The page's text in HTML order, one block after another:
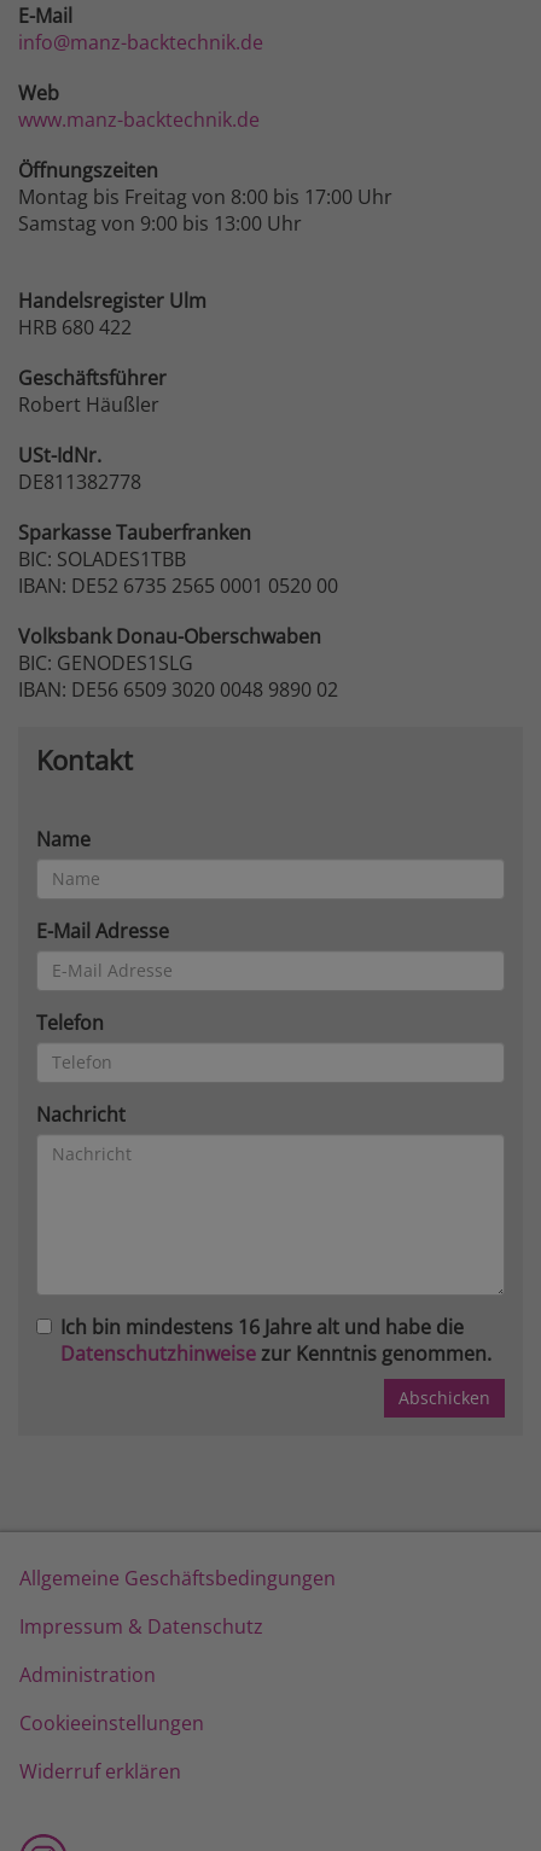
E-Mail
info@manz-backtechnik.de
Web
www.manz-backtechnik.de
Öffnungszeiten
Montag bis Freitag von 8:00 bis 17:00 Uhr
Samstag von 9:00 bis 13:00 Uhr
Handelsregister Ulm
HRB 680 422
Geschäftsführer
Robert Häußler
USt-IdNr.
DE811382778
SparkasseTauberfranken
BIC: SOLADES1TBB
IBAN: DE52 6735 2565 0001 0520 00
VolksbankDonau-Oberschwaben
BIC: GENODES1SLG
IBAN: DE56 6509 3020 0048 9890 02
Kontakt
Name
E-Mail Adresse
Telefon
Nachricht
Ich bin mindestens 16 Jahre alt und habe die
Datenschutzhinweisezur Kenntnis genommen.
Allgemeine Geschäftsbedingungen
Impressum & Datenschutz
Administration
Cookieeinstellungen
Widerruf erklären